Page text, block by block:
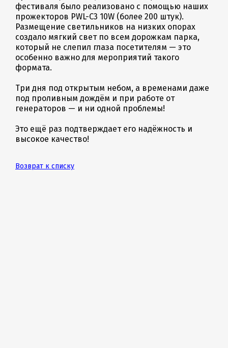
фестиваля было реализовано с помощью наших
прожекторов PWL-C3 10W (более 200 штук).
Размещение светильников на низких опорах
создало мягкий свет по всем дорожкам парка,
который не слепил глаза посетителям — это
особенно важно для мероприятий такого
формата.
Три дня под открытым небом, а временами даже
под проливным дождём и при работе от
генераторов — и ни одной проблемы!
Это ещё раз подтверждает его надёжность и
высокое качество!
Возврат к списку